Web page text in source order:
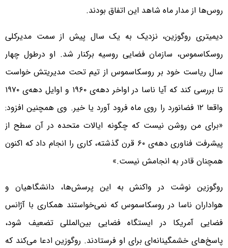
روس‌ها از مدار ماه شاهد این اتفاق بودند.
دیمیتری روگوزین، نزدیک به یک سال پیش از سمت مدیرکلی
روسکاسموس، سازمان فضایی روسیه برکنار شد. او درطول چهار
سال ریاست خود بر روسکاسموس از تیم تحت مدیریتش خواست
تا بررسی کند که آیا ناسا در اواخر دهه‌ی ۱۹۶۰ و اوایل دهه‌ی ۱۹۷۰
واقعا ۱۲ فضانورد را روی ماه فرود آورد یا خیر. وی همچنین افزود:
«برای من روشن نیست که چگونه ایالات متحده در آن سطح از
پیشرفت فناوری دهه‌ی ۶۰ قرن گذشته، کاری را انجام داد که اکنون
همچنان قادر به انجامش نیست.»
روگوزین نوشت در واکنش به این پرسش‌ها، دانشگاهیان و
هواداران ناسا در روسکاسموس که نمی‌خواستند همکاری با آژانس
فضایی آمریکا در ایستگاه فضایی بین‌المللی تضعیف شود،
پاسخ‌های خشمگینانه‌ای برای او فرستادند. روگوزین ادعا می‌کند که